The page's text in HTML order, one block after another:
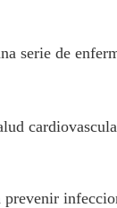
serie de